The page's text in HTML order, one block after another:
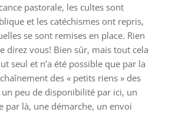
pastorale, les cultes sont
et les catéchismes ont repris,
se sont remises en place. Rien
direz vous! Bien sûr, mais tout cela
seul et n’a été possible que par la
des « petits riens » des
un peu de disponibilité par ici, un
par là, une démarche, un envoi